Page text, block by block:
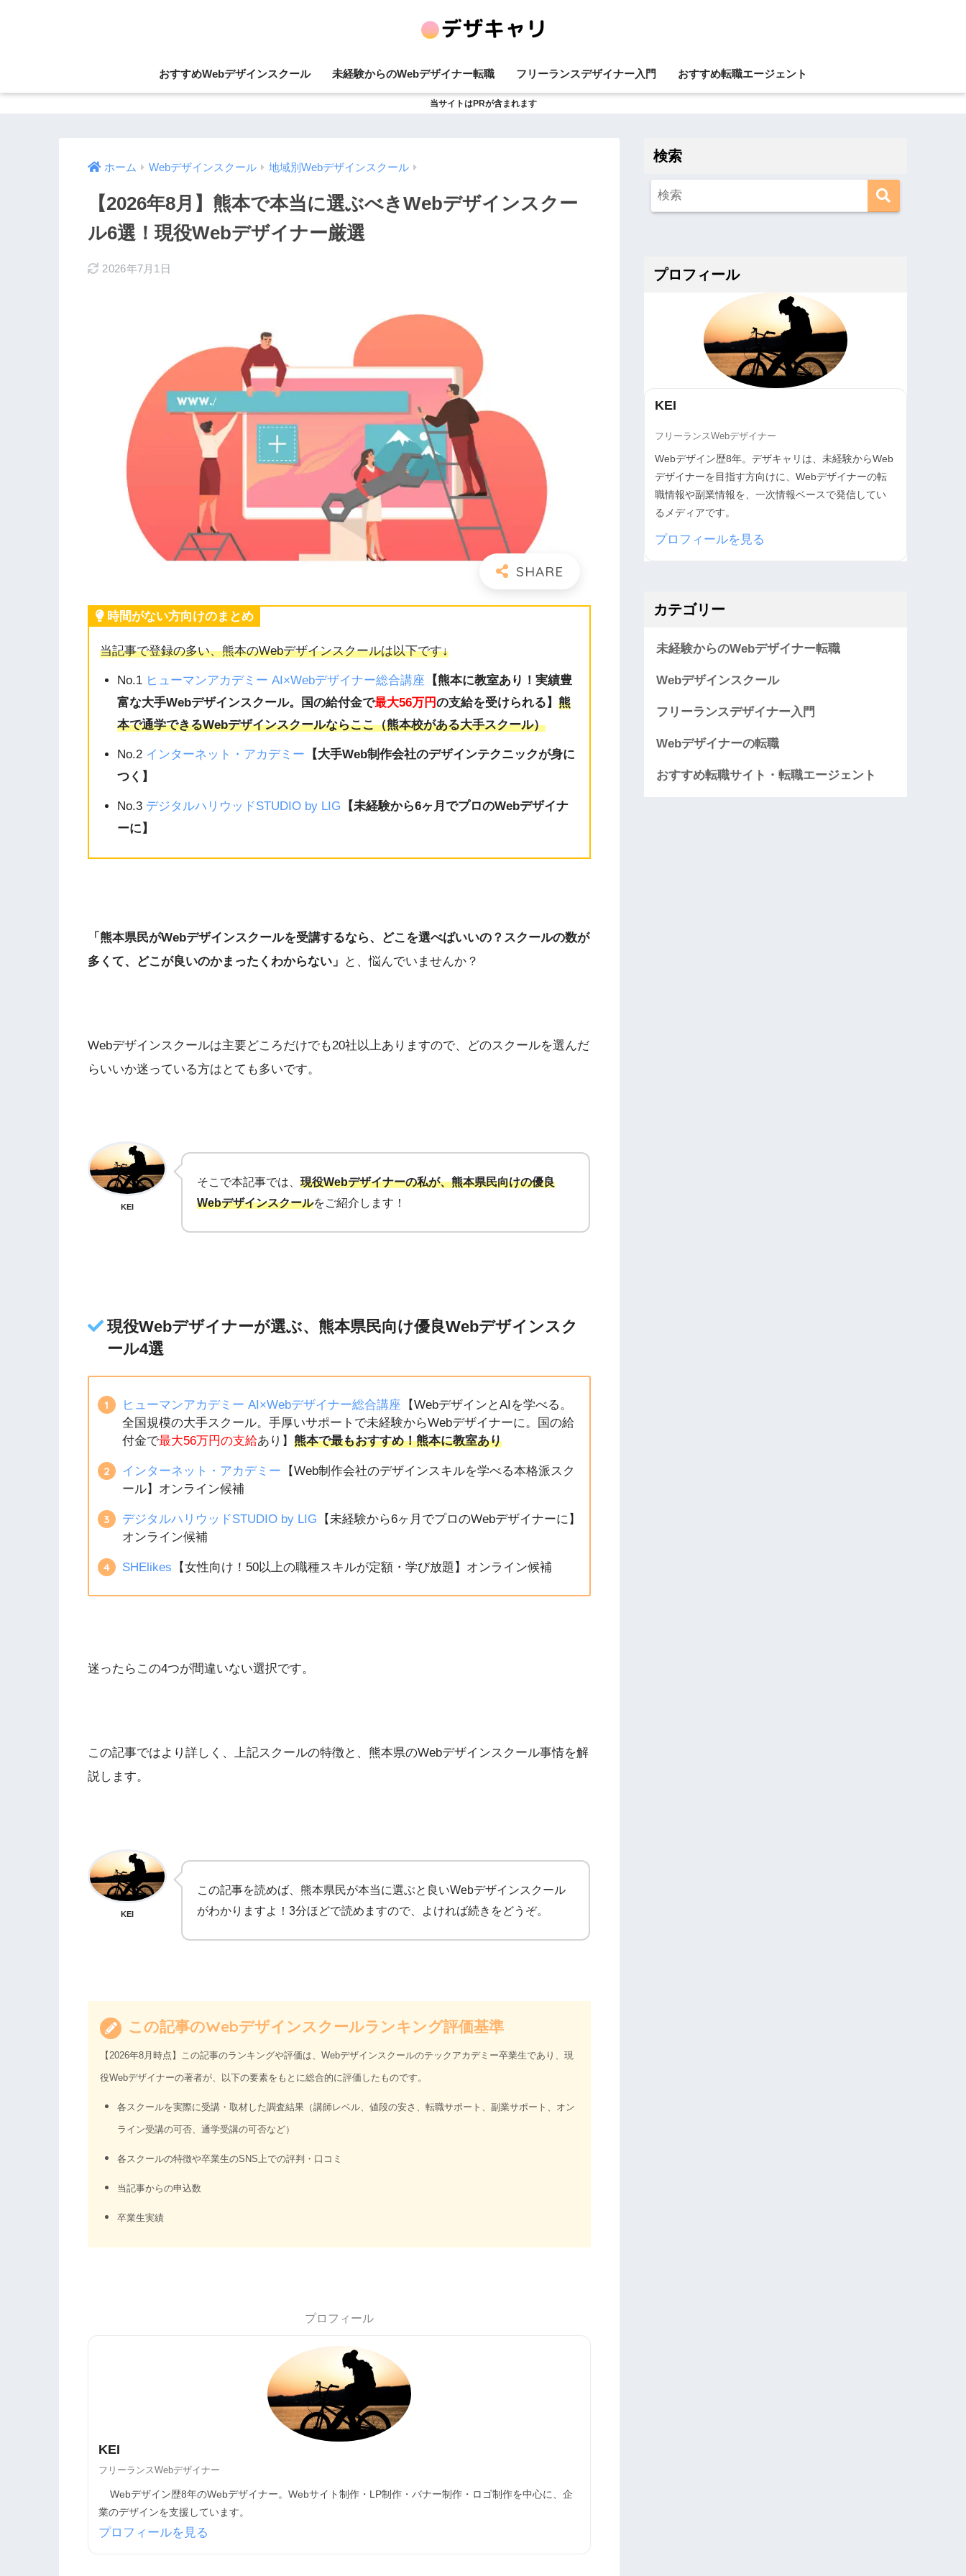
おすすめWebデザインスクール 未経験からのWebデザイナー転職 フリーランスデザイナー入門 おすすめ転職エージェント
当サイトはPRが含まれます
ホーム Webデザインスクール 地域別Webデザインスクール
【2026年8月】熊本で本当に選ぶべきWebデザインスクー
ル6選！現役Webデザイナー厳選
2026年7月1日
時間がない方向けのまとめ
当記事で登録の多い、熊本のWebデザインスクールは以下です↓
No.1 ヒューマンアカデミー AI×Webデザイナー総合講座
【熊本に教室あり！実績豊
富な大手Webデザインスクール。国の給付金で最大56万円の支給を受けられる 】 熊
本で通学できるWebデザインスクールならここ（熊本校がある大手スクール）
No.2 インターネット・アカデミー
【大手Web制作会社のデザインテクニックが身に
つく】
No.3 デジタルハリウッドSTUDIO by LIG
【未経験から6ヶ月でプロのWebデザイナ
ーに】
「熊本県民がWebデザインスクールを受講するなら、どこを選べばいいの？スクールの数が
多くて、どこが良いのかまったくわからない」
と、悩んでいませんか？
Webデザインスクールは主要どころだけでも20社以上ありますので、どのスクールを選んだ
らいいか迷っている方はとても多いです。
KEI
そこで本記事では、 現役Webデザイナーの私が、熊本県民向けの優良
Webデザインスクールをご紹介します！
現役Webデザイナーが選ぶ、熊本県民向け優良Webデザインスク
ール4選
ヒューマンアカデミー AI×Webデザイナー総合講座
【WebデザインとAIを学べる。
全国規模の大手スクール。手厚いサポートで未経験からWebデザイナーに。国の給
付金で最大56万円の支給あり】 熊本で最もおすすめ！熊本に教室あり
インターネット・アカデミー
【Web制作会社のデザインスキルを学べる本格派スク
ール】オンライン候補
デジタルハリウッドSTUDIO by LIG
【未経験から6ヶ月でプロのWebデザイナーに】
オンライン候補
SHElikes 【女性向け！50以上の職種スキルが定額・学び放題】オンライン候補
迷ったらこの4つが間違いない選択です。
この記事ではより詳しく、上記スクールの特徴と、熊本県のWebデザインスクール事情を解
説します。
KEI
この記事を読めば、熊本県民が本当に選ぶと良いWebデザインスクール
がわかりますよ！3分ほどで読めますので、よければ続きをどうぞ。
この記事のWebデザインスクールランキング評価基準
【2026年8月時点】この記事のランキングや評価は、Webデザインスクールのテックアカデミー卒業生であり、現
役Webデザイナーの著者が、以下の要素をもとに総合的に評価したものです。
各スクールを実際に受講・取材した調査結果（講師レベル、値段の安さ、転職サポート、副業サポート、オン
ライン受講の可否、通学受講の可否など）
各スクールの特徴や卒業生のSNS上での評判・口コミ
当記事からの申込数
卒業生実績
プロフィール
KEI
フリーランスWebデザイナー
Webデザイン歴8年のWebデザイナー。Webサイト制作・LP制作・バナー制作・ロゴ制作を中心に、企
業のデザインを支援しています。
プロフィールを見る
検索
プロフィール
KEI
フリーランスWebデザイナー
Webデザイン歴8年。デザキャリは、未経験からWeb
デザイナーを目指す方向けに、Webデザイナーの転
職情報や副業情報を、一次情報ベースで発信してい
るメディアです。
プロフィールを見る
カテゴリー
未経験からのWebデザイナー転職
Webデザインスクール
フリーランスデザイナー入門
Webデザイナーの転職
おすすめ転職サイト・転職エージェント